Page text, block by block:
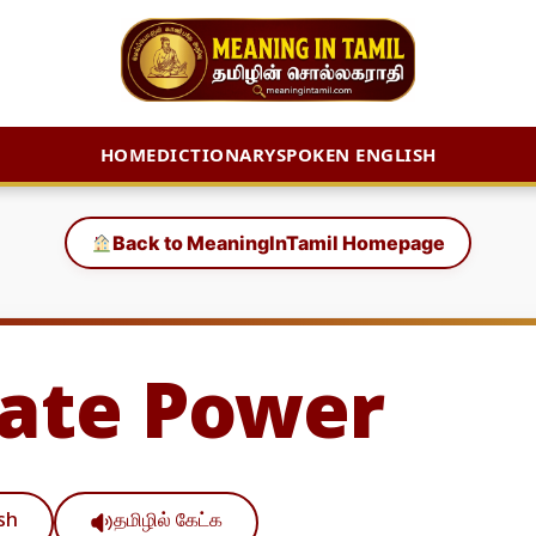
HOMEDICTIONARYSPOKEN ENGLISH
Back to MeaningInTamil Homepage
Power
தமிழில் கேட்க